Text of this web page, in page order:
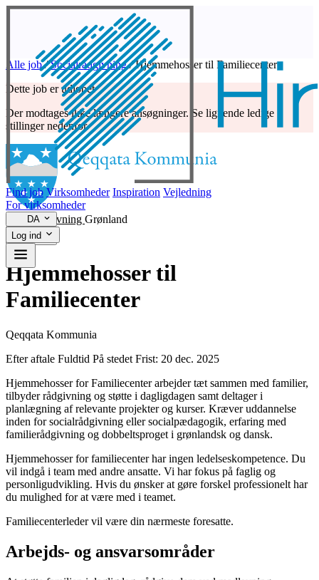
Find job Virksomheder Inspiration Vejledning
For virksomheder
DA
Log ind
Alle job / Socialrådgivning / Hjemmehosser til Familiecenter
Dette job er udløbet
Der modtages ikke længere ansøgninger. Se lignende ledige
stillinger nedenfor.
Socialrådgivning Grønland
Hjemmehosser til
Familiecenter
Qeqqata Kommunia
Efter aftale Fuldtid På stedet Frist: 20 dec. 2025
Hjemmehosser for Familiecenter arbejder tæt sammen med familier,
tilbyder rådgivning og støtte i dagligdagen samt deltager i
planlægning af relevante projekter og kurser. Kræver uddannelse
inden for socialrådgivning eller socialpædagogik, erfaring med
familierådgivning og dobbeltsproget i grønlandsk og dansk.
Hjemmehosser for familiecenter har ingen ledelseskompetence. Du
vil indgå i team med andre ansatte. Vi har fokus på faglig og
personligudvikling. Hvis du ønsker at gøre forskel professionelt har
du mulighed for at være med i teamet.
Familiecenterleder vil være din nærmeste foresatte.
Arbejds- og ansvarsområder